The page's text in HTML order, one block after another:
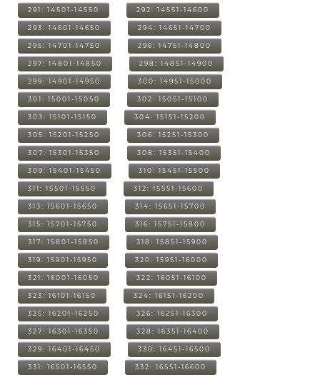
291: 14501-14550 292: 14551-14600
293: 14601-14650 294: 14651-14700
295: 14701-14750 296: 14751-14800
297: 14801-14850 298: 14851-14900
299: 14901-14950 300: 14951-15000
301: 15001-15050 302: 15051-15100
303: 15101-15150 304: 15151-15200
305: 15201-15250 306: 15251-15300
307: 15301-15350 308: 15351-15400
309: 15401-15450 310: 15451-15500
311: 15501-15550 312: 15551-15600
313: 15601-15650 314: 15651-15700
315: 15701-15750 316: 15751-15800
317: 15801-15850 318: 15851-15900
319: 15901-15950 320: 15951-16000
321: 16001-16050 322: 16051-16100
323: 16101-16150 324: 16151-16200
325: 16201-16250 326: 16251-16300
327: 16301-16350 328: 16351-16400
329: 16401-16450 330: 16451-16500
331: 16501-16550 332: 16551-16600